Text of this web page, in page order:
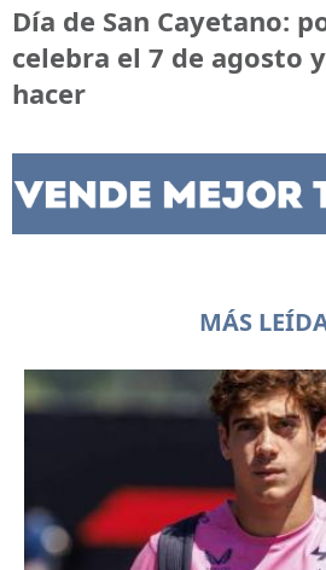
Día de San Cayetano:
celebra el 7 de agosto
hacer
MÁS